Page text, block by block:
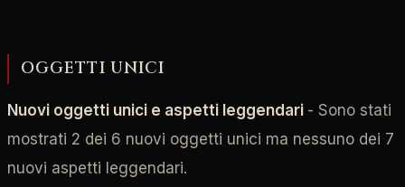
OGGETTI UNICI
Nuovi oggetti unici e aspetti leggendari - Sono stati
mostrati 2 dei 6 nuovi oggetti unici ma nessuno dei 7
nuovi aspetti leggendari.